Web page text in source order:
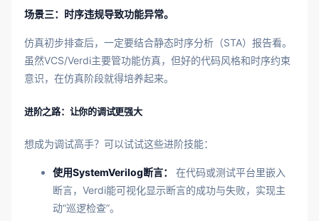
场景三：时序违规导致功能异常。
仿真初步排查后，一定要结合静态时序分析（STA）报告看。
虽然VCS/Verdi主要管功能仿真，但好的代码风格和时序约束
意识，在仿真阶段就得培养起来。
进阶之路：让你的调试更强大
想成为调试高手？可以试试这些进阶技能：
使用SystemVerilog断言：
在代码或测试平台里嵌入
断言，Verdi能可视化显示断言的成功与失败，实现主
动“巡逻检查”。